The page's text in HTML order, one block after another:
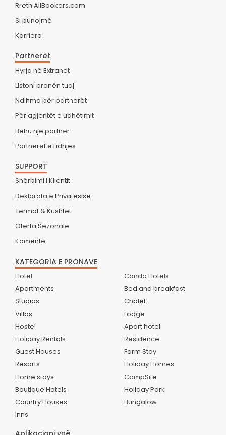
Rreth AllBookers.com
Si punojmë
Karriera
Partnerët
Hyrja në Extranet
Listoni pronën tuaj
Ndihma për partnerët
Për agjentët e udhëtimit
Bëhu një partner
Partnerët e Lidhjes
SUPPORT
Shërbimi i Klientit
Deklarata e Privatësisë
Termat & Kushtet
Oferta Sezonale
Komente
KATEGORIA E PRONAVE
Hotel
Apartments
Studios
Villas
Hostel
Holiday Rentals
Guest Houses
Resorts
Home stays
Boutique Hotels
Country Houses
Inns
Condo Hotels
Bed and breakfast
Chalet
Lodge
Apart hotel
Residence
Farm Stay
Holiday Homes
CampSite
Holiday Park
Bungalow